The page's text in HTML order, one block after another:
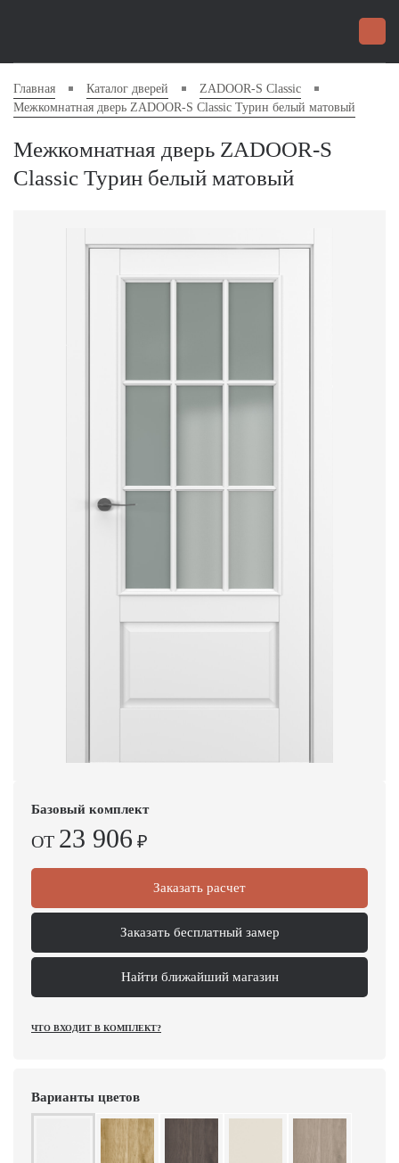
Главная Каталог дверей
ZADOOR-S Classic
Межкомнатная дверь ZADOOR-S Classic Турин белый матовый
Межкомнатная дверь ZADOOR-S
Classic Турин белый матовый
Базовый комплект
ОТ 23 906 ₽
Заказать расчет
Заказать бесплатный замер
Найти ближайший магазин
ЧТО ВХОДИТ В КОМПЛЕКТ?
Варианты цветов